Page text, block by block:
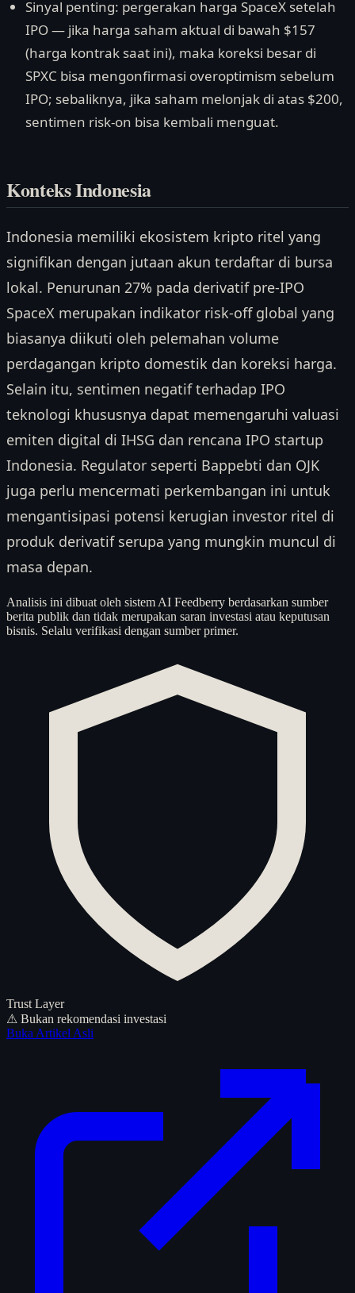
Sinyal penting: pergerakan harga SpaceX setelah
IPO — jika harga saham aktual di bawah $157
(harga kontrak saat ini), maka koreksi besar di
SPXC bisa mengonfirmasi overoptimism sebelum
IPO; sebaliknya, jika saham melonjak di atas $200,
sentimen risk-on bisa kembali menguat.
Konteks Indonesia
Indonesia memiliki ekosistem kripto ritel yang
signifikan dengan jutaan akun terdaftar di bursa
lokal. Penurunan 27% pada derivatif pre-IPO
SpaceX merupakan indikator risk-off global yang
biasanya diikuti oleh pelemahan volume
perdagangan kripto domestik dan koreksi harga.
Selain itu, sentimen negatif terhadap IPO
teknologi khususnya dapat memengaruhi valuasi
emiten digital di IHSG dan rencana IPO startup
Indonesia. Regulator seperti Bappebti dan OJK
juga perlu mencermati perkembangan ini untuk
mengantisipasi potensi kerugian investor ritel di
produk derivatif serupa yang mungkin muncul di
masa depan.
Analisis ini dibuat oleh sistem AI Feedberry berdasarkan sumber
berita publik dan tidak merupakan saran investasi atau keputusan
bisnis. Selalu verifikasi dengan sumber primer.
Trust Layer
⚠ Bukan rekomendasi investasi
Buka Artikel Asli